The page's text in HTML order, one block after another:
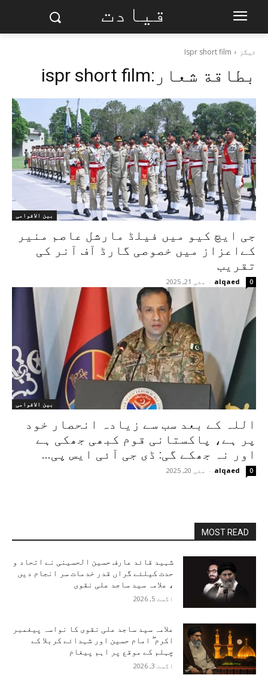
قیادت
ٹیگز Ispr short film
بطاقة شعار:ispr short film
بین الاقوامی
جی ایچ کیو میں فیلڈ مارشل عاصم منیر
کےاعزاز میں خصوصی گارڈ آف آنر کی
تقریب
alqaed
- مئی 21, 2025 0
بین الاقوامی
اللہ کے بعد سب سے زیادہ انحصار خود
پر ہے، پاکستانی قوم کبھی جھکی ہے
اور نہ جھکے گی: ڈی جی آئی ایس پی...
alqaed
- مئی 20, 2025 0
MOST READ
شہید قائد عارف حسین الحسینی نے اتحاد و
حدت کیلئے گراں قدر خدمات سر انجام دیں
، علامہ سید ساجد علی نقوی
اگست 5, 2026
علامہ سید ساجد علی نقوی کا نواسہ پیغمبر
اکرم ۖ امام حسین اور شہدائے کربلا کے
چہلم کے موقع پر اہم پیغام
اگست 3, 2026